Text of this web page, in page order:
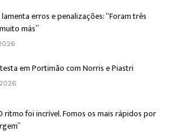
erros e penalizações: “Foram três
más”
em Portimão com Norris e Piastri
ritmo foi incrível. Fomos os mais rápidos por